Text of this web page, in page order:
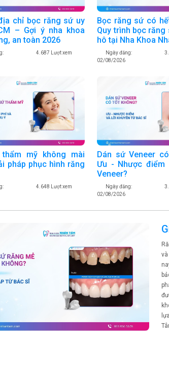
chỉ bọc răng sứ uy
– Gợi ý nha khoa
an toàn 2026
4.687 Lượt xem
Bọc răng sứ có
Quy trình bọc
hô tại Nha Khoa
Ngày đăng:
02/08/2026
mỹ không mài
pháp phục hình răng
4.648 Lượt xem
Dán sứ Veneer
Ưu - Nhược điểm
Veneer?
Ngày đăng:
02/08/2026